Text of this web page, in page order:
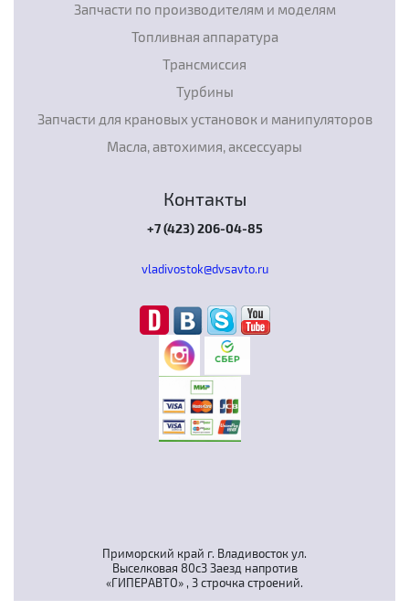
Приморский край г. Владивосток ул.
Выселковая 80с3 Заезд напротив
«ГИПЕРАВТО» , 3 строчка строений.
Запчасти по производителям и моделям
Топливная аппаратура
Трансмиссия
Турбины
Запчасти для крановых установок и манипуляторов
Масла, автохимия, аксессуары
Контакты
+7 (423) 206-04-85
vladivostok@dvsavto.ru